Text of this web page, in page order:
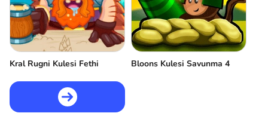
Kral Rugni Kulesi Fethi Bloons Kulesi Savunma 4